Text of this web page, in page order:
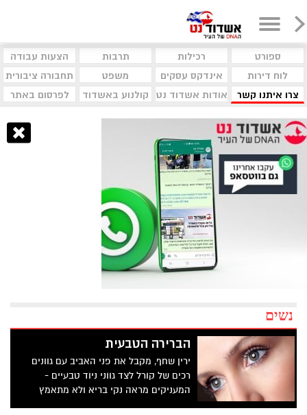
ספורט רכילות תרבות
הצעות עבודה
לוח דירות
אינדקס עסקים משפט
תחבורה ציבורית
צרו איתנו קשר
אודות אשדוד נט קולנוע באשדוד לפרסום באתר
נשים
הברירה הטבעית
ירין שחף, מקבל את פני האביב עם גוונים
רכים של קורל לצד גווני ניוד טבעיים -
המעניקים מראה נקי בריא ולא מתאמץ